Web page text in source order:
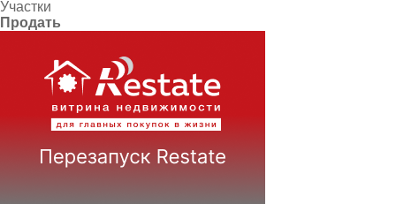
Участки
Продать